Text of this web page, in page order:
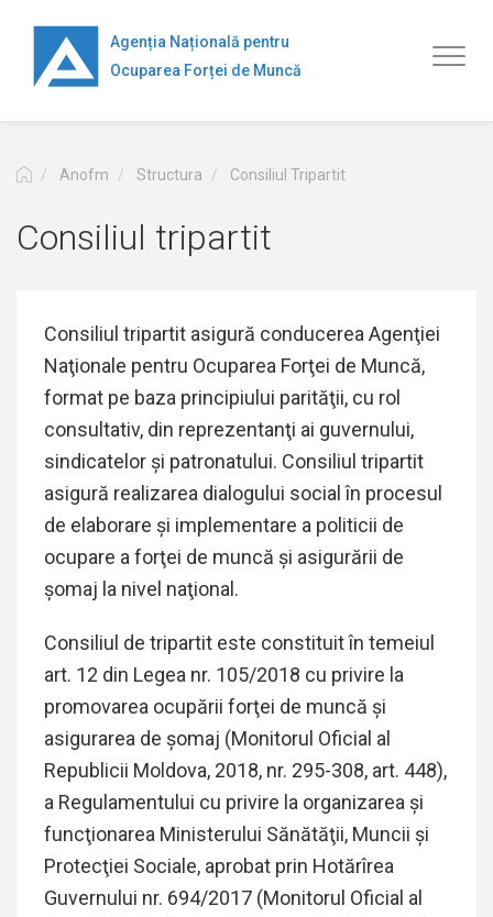
conţinutul
principal
Agenția Națională pentru
Ocuparea Forței de Muncă
Anofm Structura Consiliul Tripartit
Consiliul tripartit
Consiliul tripartit asigură conducerea Agenţiei
Naţionale pentru Ocuparea Forţei de Muncă,
format pe baza principiului parităţii, cu rol
consultativ, din reprezentanţi ai guvernului,
sindicatelor şi patronatului. Consiliul tripartit
asigură realizarea dialogului social în procesul
de elaborare şi implementare a politicii de
ocupare a forţei de muncă şi asigurării de
şomaj la nivel naţional.
Consiliul de tripartit este constituit în temeiul
art. 12 din Legea nr. 105/2018 cu privire la
promovarea ocupării forţei de muncă şi
asigurarea de şomaj (Monitorul Oficial al
Republicii Moldova, 2018, nr. 295-308, art. 448),
a Regulamentului cu privire la organizarea şi
funcţionarea Ministerului Sănătăţii, Muncii şi
Protecţiei Sociale, aprobat prin Hotărîrea
Guvernului nr. 694/2017 (Monitorul Oficial al